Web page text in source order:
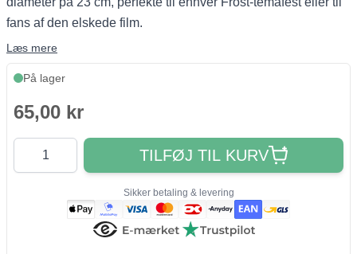
fans af den elskede film.
Læs mere
På lager
65,00 kr
Antal
TILFØJ TIL KURV
Sikker betaling & levering